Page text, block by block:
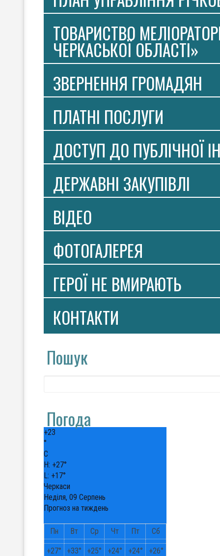
ТОВАРИСТВО
ЧЕРКАСЬКОЇ ОБЛАСТІ»
ЗВЕРНЕННЯ ГРОМАДЯН
ПЛАТНI ПОСЛУГИ
ДОСТУП ДО ПУБЛІЧНОЇ
ДЕРЖАВНІ ЗАКУПІВЛІ
ВIДЕО
ФОТОГАЛЕРЕЯ
ГЕРОЇ НЕ ВМИРАЮТЬ
КОНТАКТИ
Пошук
Погода
+23
°
C
H: +27°
L: +17°
Черкаси
Неділя, 09 Серпень
Прогноз на тиждень
Пн Вт Ср Чт Пт Сб
+27° +33° +25° +24° +24° +26°